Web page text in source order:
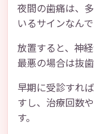
夜間の歯痛は、
いるサインなんで
放置すると、神
最悪の場合は抜
早期に受診すれ
すし、治療回数
す。